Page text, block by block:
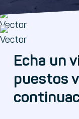
Echa un
puestos